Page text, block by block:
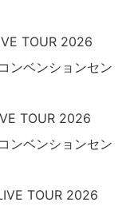
TOUR 2026
ンベンションセン
TOUR 2026
ンベンションセン
TOUR 2026